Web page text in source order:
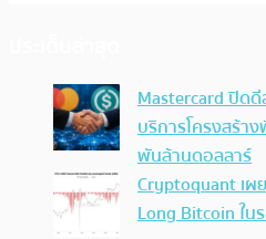
Mastercard ปิดดี
บริการโครงสร้า
พันล้านดอลลาร์
Cryptoquant เ
Long Bitcoin ใน